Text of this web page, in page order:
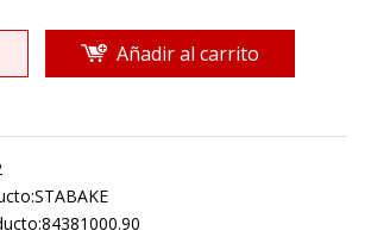
Añadir al carrito
STABAKE
84381000.90